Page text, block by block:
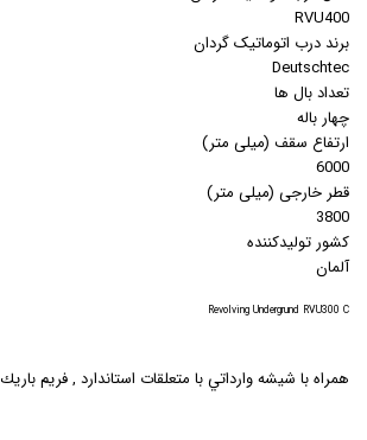
RVU400
برند درب اتوماتیک گردان
Deutschtec
تعداد بال ها
چهار باله
ارتفاع سقف (میلی متر)
6000
قطر خارجی (میلی متر)
3800
کشور تولیدکننده
آلمان
Revolving Undergrund RVU300 C
همراه با شيشه وارداتي با متعلقات استاندارد , فريم باريك